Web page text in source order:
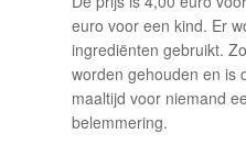
euro voor een kind. Er
ingrediënten gebruikt.
worden gehouden en is
maaltijd voor niemand
belemmering.